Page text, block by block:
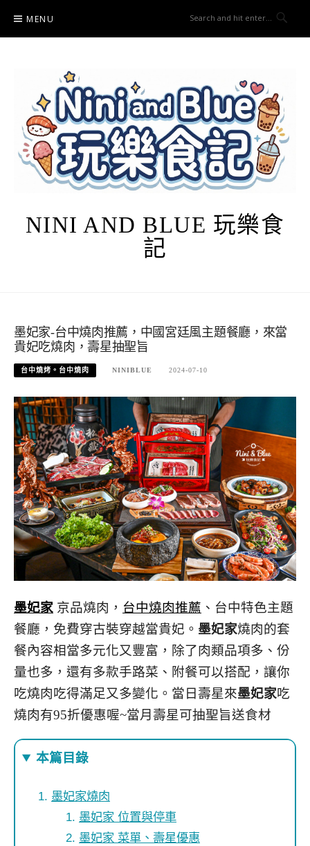
content
MENU
NINI AND BLUE 玩樂食
記
墨妃家-台中燒肉推薦，中國宮廷風主題餐廳，來當
貴妃吃燒肉，壽星抽聖旨
台中燒烤。台中燒肉 NINIBLUE 2024-07-10
墨妃家 京品燒肉， 台中燒肉推薦 、台中特色主題
餐廳，免費穿古裝穿越當貴妃。 墨妃家燒肉的套
餐內容相當多元化又豐富，除了肉類品項多、份
量也多，還有多款手路菜、附餐可以搭配，讓你
吃燒肉吃得滿足又多變化。當日壽星來墨妃家吃
燒肉有95折優惠喔~當月壽星可抽聖旨送食材
本篇目錄
墨妃家燒肉
墨妃家 位置與停車
墨妃家 菜單、壽星優惠